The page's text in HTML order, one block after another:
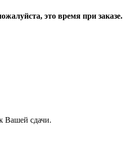
это время при заказе.
Вашей сдачи.